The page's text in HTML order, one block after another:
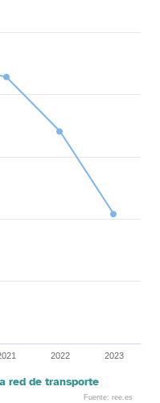
red de transporte
2022 2023
Fuente: ree.es